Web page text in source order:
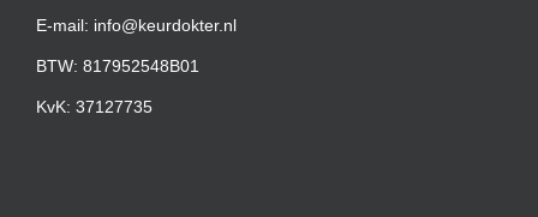
E-mail: info@keurdokter.nl
BTW: 817952548B01
KvK: 37127735